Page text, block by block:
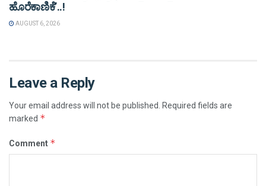
ಹೊರೆಕಾಣಿಕೆ’..!
AUGUST 6, 2026
Leave a Reply
Your email address will not be published. Required fields are
marked *
Comment *